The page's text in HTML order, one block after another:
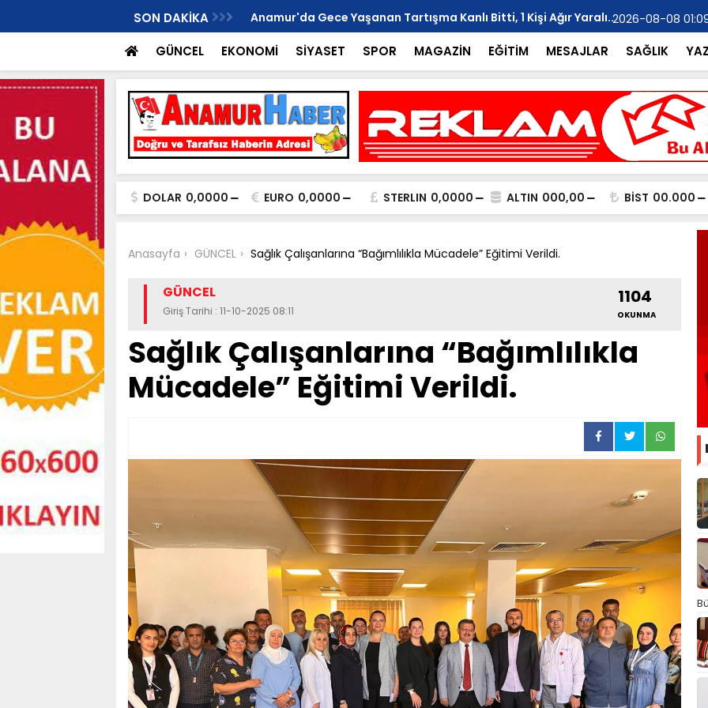
SON DAKİKA
KURUCU İLÇE BAŞKANI OLDU.. Anamur'da Gece Yaşanan Tartışma Kanlı Bitti, 1 Kişi Ağır Yaralı.. YILMAZ;
2026-08-08
GÜNCEL EKONOMİ SİYASET SPOR MAGAZİN EĞİTİM MESAJLAR SAĞLIK
DOLAR 0,0000 EURO 0,0000 STERLIN 0,0000 ALTIN 000,00 BİST 00.000
Anasayfa GÜNCEL Sağlık Çalışanlarına “Bağımlılıkla Mücadele” Eğitimi Verildi.
GÜNCEL
Giriş Tarihi : 11-10-2025 08:11
1104
OKUNMA
Sağlık Çalışanlarına “Bağımlılıkla
Mücadele” Eğitimi Verildi.